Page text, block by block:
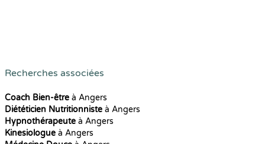
Recherches associées
Coach Bien-être à Angers
Diététicien Nutritionniste à Angers
Hypnothérapeute à Angers
Kinesiologue à Angers